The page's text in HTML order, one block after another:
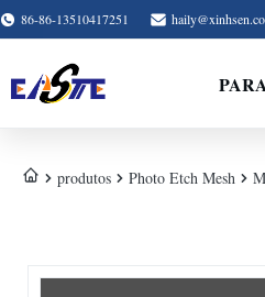
86-86-13510417251
produtos Photo Etch Mesh